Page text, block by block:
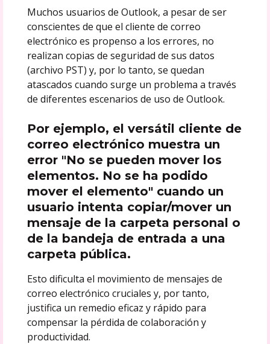
Muchos usuarios de Outlook, a pesar de ser
conscientes de que el cliente de correo
electrónico es propenso a los errores, no
realizan copias de seguridad de sus datos
(archivo PST) y, por lo tanto, se quedan
atascados cuando surge un problema a través
de diferentes escenarios de uso de Outlook.
Por ejemplo, el versátil cliente de
correo electrónico muestra un
error "No se pueden mover los
elementos. No se ha podido
mover el elemento" cuando un
usuario intenta copiar/mover un
mensaje de la carpeta personal o
de la bandeja de entrada a una
carpeta pública.
Esto dificulta el movimiento de mensajes de
correo electrónico cruciales y, por tanto,
justifica un remedio eficaz y rápido para
compensar la pérdida de colaboración y
productividad.